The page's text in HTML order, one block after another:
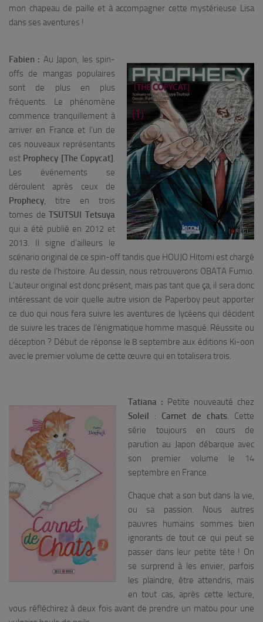
mon chapeau de paille et à accompagner cette mystérieuse Lisa
dans ses aventures !
Fabien : Au Japon, les spin-
offs de mangas populaires
sont de plus en plus
fréquents. Le phénomène
commence tranquillement à
arriver en France et l’un de
ces nouveaux représentants
est Prophecy [The Copycat].
Les événements se
déroulent après ceux de
Prophecy, titre en trois
tomes deTSUTSUI Tetsuya
qui a été publié en 2012 et
2013. Il signe d’ailleurs le
scénario original de ce spin-off tandis que HOUJO Hitomi est chargé
du reste de l’histoire. Au dessin, nous retrouverons OBATA Fumio.
L’auteur original est donc présent, mais pas tant que ça, il sera donc
intéressant de voir quelle autre vision de Paperboy peut apporter
ce duo qui nous fera suivre les aventures de lycéens qui décident
de suivre les traces de l’énigmatique homme masqué. Réussite ou
déception ? Début de réponse le 8 septembre aux éditions Ki-oon
avec le premier volume de cette œuvre qui en totalisera trois.
Tatiana : Petite nouveauté chez
Soleil : Carnet de chats. Cette
série toujours en cours de
parution au Japon débarque avec
son premier volume le 14
septembre en France.
Chaque chat a son but dans la vie,
ou sa passion. Nous autres
pauvres humains sommes bien
ignorants de tout ce qui peut se
passer dans leur petite tête ! On
se surprend à les envier, parfois
les plaindre, être attendris, mais
en tout cas, après cette lecture,
vous réfléchirez à deux fois avant de prendre un matou pour une